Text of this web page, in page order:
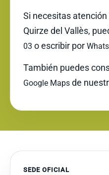
Si necesitas
Quirze del Vallès,
03 o escribir por
También puedes
Google Maps de
SEDE OFICIAL